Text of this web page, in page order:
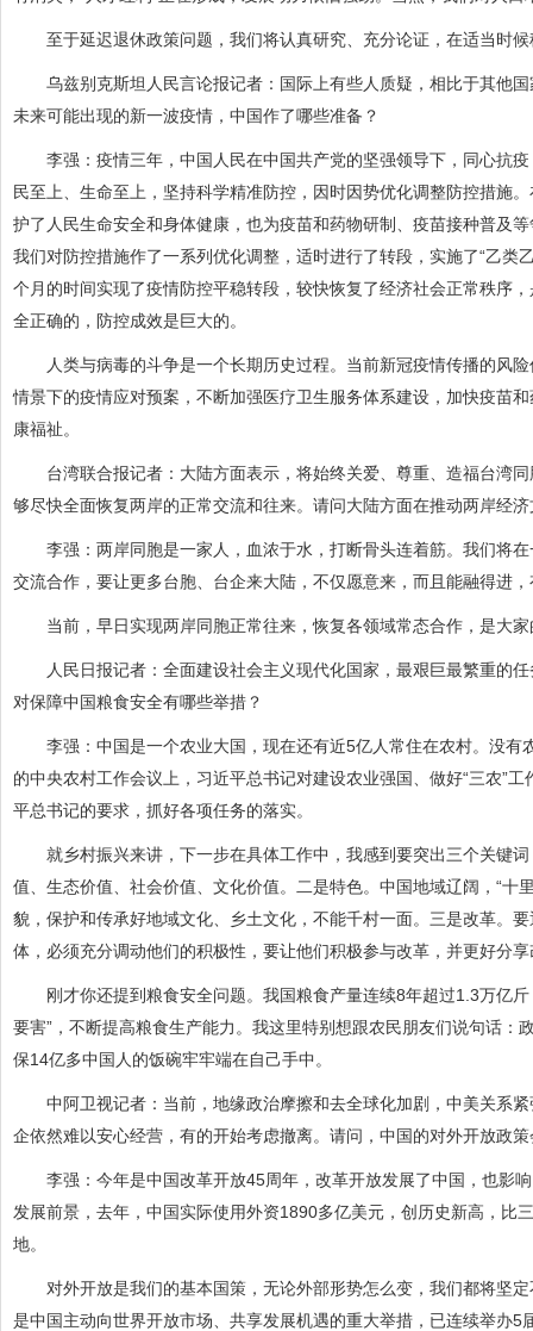
至于延迟退休政策问题，我们将认真研究、充分论证，在适当时候
乌兹别克斯坦人民言论报记者：国际上有些人质疑，相比于其他国
未来可能出现的新一波疫情，中国作了哪些准备？
李强：疫情三年，中国人民在中国共产党的坚强领导下，同心抗疫
民至上、生命至上，坚持科学精准防控，因时因势优化调整防控措施
护了人民生命安全和身体健康，也为疫苗和药物研制、疫苗接种普及
我们对防控措施作了一系列优化调整，适时进行了转段，实施了“乙类
个月的时间实现了疫情防控平稳转段，较快恢复了经济社会正常秩序
全正确的，防控成效是巨大的。
人类与病毒的斗争是一个长期历史过程。当前新冠疫情传播的风险
情景下的疫情应对预案，不断加强医疗卫生服务体系建设，加快疫苗
康福祉。
台湾联合报记者：大陆方面表示，将始终关爱、尊重、造福台湾同
够尽快全面恢复两岸的正常交流和往来。请问大陆方面在推动两岸经
李强：两岸同胞是一家人，血浓于水，打断骨头连着筋。我们将在
交流合作，要让更多台胞、台企来大陆，不仅愿意来，而且能融得进
当前，早日实现两岸同胞正常往来，恢复各领域常态合作，是大家
人民日报记者：全面建设社会主义现代化国家，最艰巨最繁重的任
对保障中国粮食安全有哪些举措？
李强：中国是一个农业大国，现在还有近5亿人常住在农村。没有
的中央农村工作会议上，习近平总书记对建设农业强国、做好“三农”
平总书记的要求，抓好各项任务的落实。
就乡村振兴来讲，下一步在具体工作中，我感到要突出三个关键词
值、生态价值、社会价值、文化价值。二是特色。中国地域辽阔，“十
貌，保护和传承好地域文化、乡土文化，不能千村一面。三是改革。
体，必须充分调动他们的积极性，要让他们积极参与改革，并更好分
刚才你还提到粮食安全问题。我国粮食产量连续8年超过1.3万亿斤
要害”，不断提高粮食生产能力。我这里特别想跟农民朋友们说句话
保14亿多中国人的饭碗牢牢端在自己手中。
中阿卫视记者：当前，地缘政治摩擦和去全球化加剧，中美关系紧
企依然难以安心经营，有的开始考虑撤离。请问，中国的对外开放政
李强：今年是中国改革开放45周年，改革开放发展了中国，也影
发展前景，去年，中国实际使用外资1890多亿美元，创历史新高，比
地。
对外开放是我们的基本国策，无论外部形势怎么变，我们都将坚定
是中国主动向世界开放市场、共享发展机遇的重大举措，已连续举办